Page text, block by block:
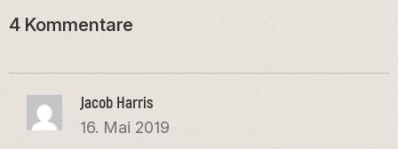
4 Kommentare
Jacob Harris
16. Mai 2019